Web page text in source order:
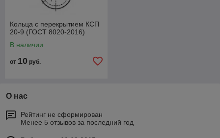
Кольца с перекрытием КСП
20-9 (ГОСТ 8020-2016)
В наличии
от 10 руб.
О нас
Рейтинг не сформирован
Менее 5 отзывов за последний год